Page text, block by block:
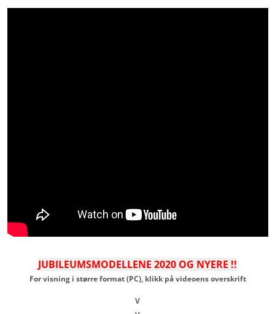
JUBILEUMSMODELLENE 2020 OG NYERE !!
For visning i større format (PC), klikk på videoens overskrift
V